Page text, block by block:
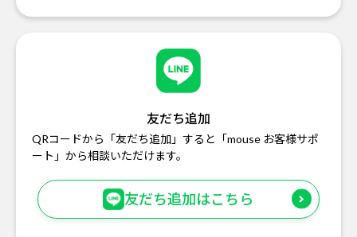
友だち追加
QRコードから「友だち追加」すると「mouse お客様サポ
ート」から相談いただけます。
友だち追加はこちら